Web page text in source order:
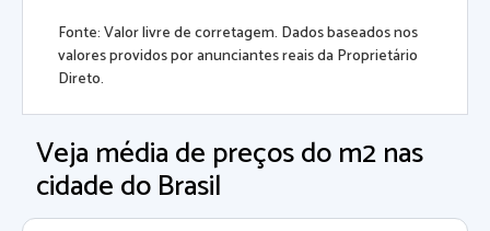
Fonte: Valor livre de corretagem. Dados baseados nos
valores providos por anunciantes reais da Proprietário
Direto.
Veja média de preços do m2 nas
cidade do Brasil